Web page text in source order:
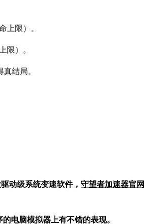
上限）。
限）。
结局。
动级系统变速软件， 守望者加速器官网
电脑模拟器上有不错的表现。